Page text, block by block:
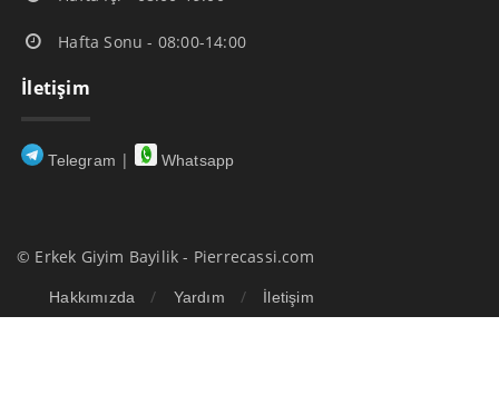
Hafta Sonu - 08:00-14:00
İletişim
Telegram | Whatsapp
© Erkek Giyim Bayilik - Pierrecassi.com
Hakkımızda Yardım İletişim